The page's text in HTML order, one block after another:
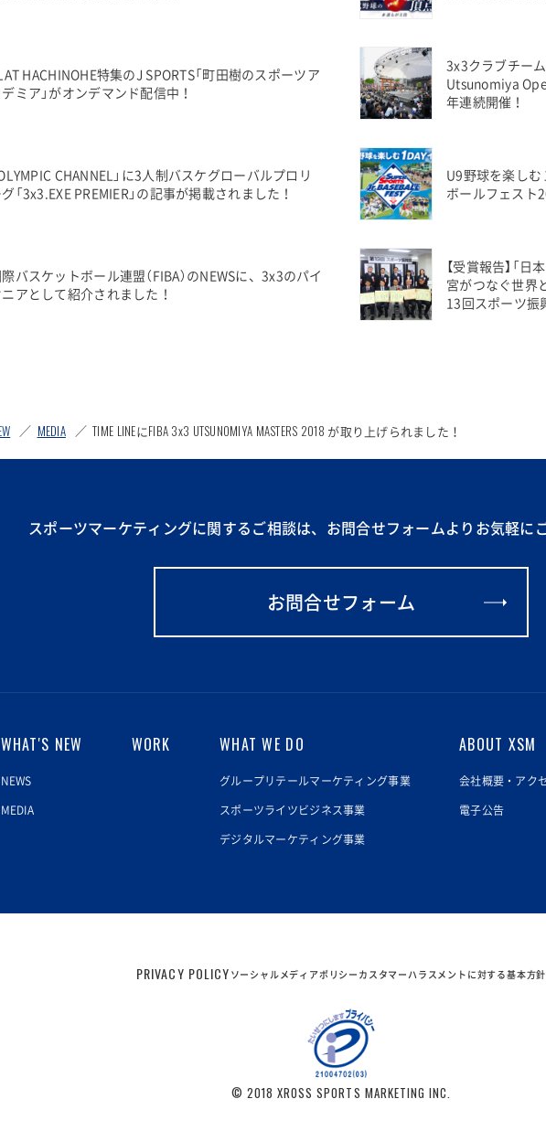
HACHINOHE特集のJ SPORTS「町田樹のスポーツア
ミア」がオンデマンド配信中！
CHANNEL」に3人制バスケグローバルプロリ
「3x3.EXE PREMIER」の記事が掲載されました！
バスケットボール連盟（FIBA）のNEWSに、3x3のパイ
アとして紹介されました！
3x3クラブチー
Utsunomiya
年連続開催！
U9野球を楽しむ
ボールフェスト
【受賞報告】「
宮がつなぐ世界
13回スポーツ振
MEDIA TIME LINEにFIBA 3x3 UTSUNOMIYA MASTERS 2018 が取り上げられました！
スポーツマーケティングに関するご相談は、 お問合せフォームより お気軽に
お問合せフォーム
WHAT'S NEW
NEWS
MEDIA
WORK WHAT WE DO
グループリテールマーケティング事業
スポーツライツビジネス事業
デジタルマーケティング事業
ABOUT XSM
会社概要・アク
電子公告
PRIVACY POLICY ソーシャルメディアポリシー カスタマーハラスメントに対する基本方針
© 2018 XROSS SPORTS MARKETING INC.